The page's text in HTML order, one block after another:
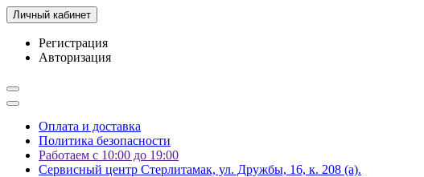
Личный кабинет
Регистрация
Авторизация
Оплата и доставка
Политика безопасности
Работаем с 10:00 до 19:00
Сервисный центр Стерлитамак, ул. Дружбы, 16, к. 208 (а).